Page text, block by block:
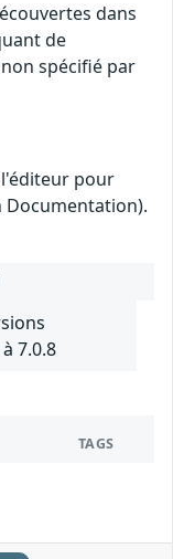
dans
de
spécifié par
pour
7.0.8
TAGS